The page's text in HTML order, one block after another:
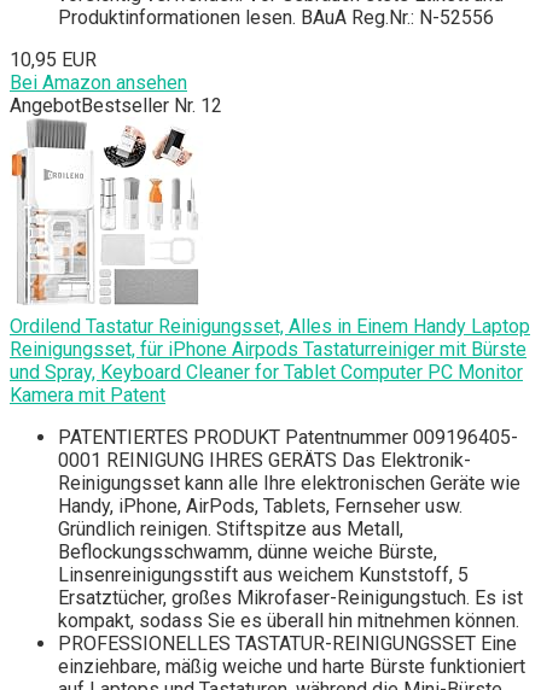
Produktinformationen lesen. BAuA Reg.Nr.: N-52556
10,95 EUR
Bei Amazon ansehen
AngebotBestseller Nr. 12
Ordilend Tastatur Reinigungsset, Alles in Einem Handy Laptop
Reinigungsset, für iPhone Airpods Tastaturreiniger mit Bürste
und Spray, Keyboard Cleaner for Tablet Computer PC Monitor
Kamera mit Patent
PATENTIERTES PRODUKT Patentnummer 009196405-
0001 REINIGUNG IHRES GERÄTS Das Elektronik-
Reinigungsset kann alle Ihre elektronischen Geräte wie
Handy, iPhone, AirPods, Tablets, Fernseher usw.
Gründlich reinigen. Stiftspitze aus Metall,
Beflockungsschwamm, dünne weiche Bürste,
Linsenreinigungsstift aus weichem Kunststoff, 5
Ersatztücher, großes Mikrofaser-Reinigungstuch. Es ist
kompakt, sodass Sie es überall hin mitnehmen können.
PROFESSIONELLES TASTATUR-REINIGUNGSSET Eine
einziehbare, mäßig weiche und harte Bürste funktioniert